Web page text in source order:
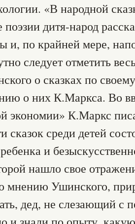
«В народной
дитя-народ
и, по крайней мере,
следует отметить
о сказках по
о них К.Маркса. Во
экономии» К.Маркс
сказок среди детей
и
нашло свое
мнению Ушинского,
дед, не слезающий с